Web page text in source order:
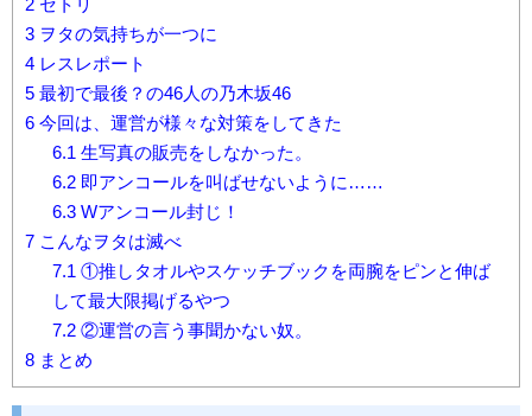
2 セトリ
3 ヲタの気持ちが一つに
4 レスレポート
5 最初で最後？の46人の乃木坂46
6 今回は、運営が様々な対策をしてきた
6.1 生写真の販売をしなかった。
6.2即アンコールを叫ばせないように……
6.3Wアンコール封じ！
7 こんなヲタは滅べ
7.1 ①推しタオルやスケッチブックを両腕をピンと伸ば
して最大限掲げるやつ
7.2②運営の言う事聞かない奴。
8 まとめ